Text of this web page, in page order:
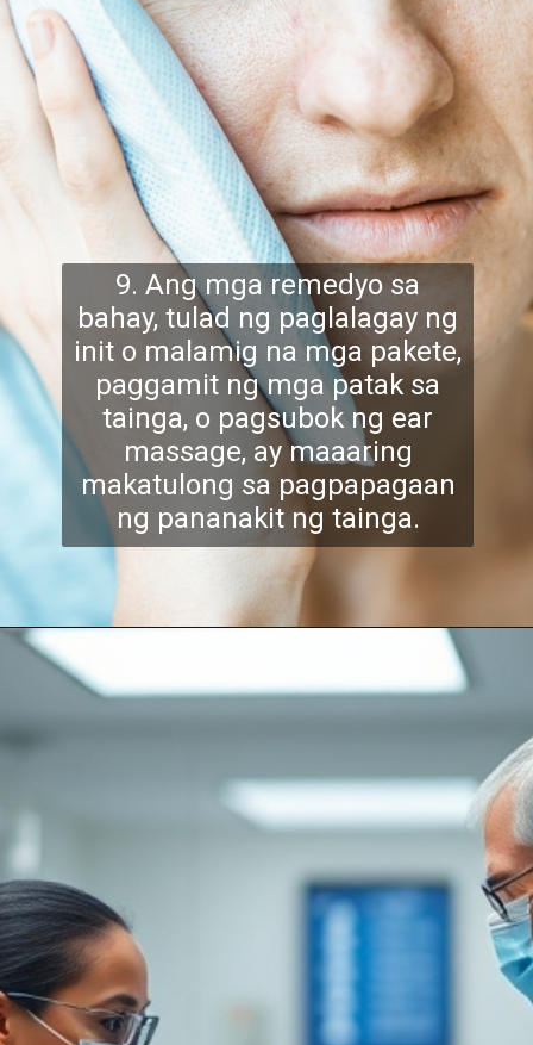
9. Ang mga remedyo sa
bahay, tulad ng paglalagay ng
init o malamig na mga pakete,
paggamit ng mga patak sa
tainga, o pagsubok ng ear
massage, ay maaaring
makatulong sa pagpapagaan
ng pananakit ng tainga.